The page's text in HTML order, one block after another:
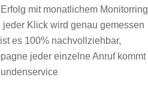
mit monatlichem Monitorring
jeder Klick wird genau gemessen
ist es 100% nachvollziehbar,
jeder einzelne Anruf kommt